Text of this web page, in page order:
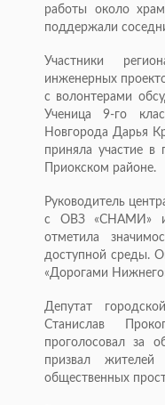
работы около
поддержали
Участники
инженерных
с волонтерами
Ученица 9-го
Новгорода Дарья
приняла участие в
Приокском районе.
Руководитель
с ОВЗ «СНАМИ»
отметила
доступной среды.
«Дорогами
Депутат
Станислав
проголосовал за
призвал
общественных